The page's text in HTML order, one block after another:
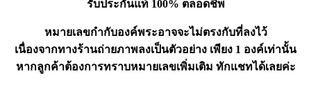
รับประกันแท้ 100% ตลอดชีพ
หมายเลขกำกับองค์พระอาจจะไม่ตรงกับที่ลงไว้
เนื่องจากทางร้านถ่ายภาพลงเป็นตัวอย่าง เพียง 1 องค์เท่านั้น
หากลูกค้าต้องการทราบหมายเลขเพิ่มเติม ทักแชทได้เลยค่ะ